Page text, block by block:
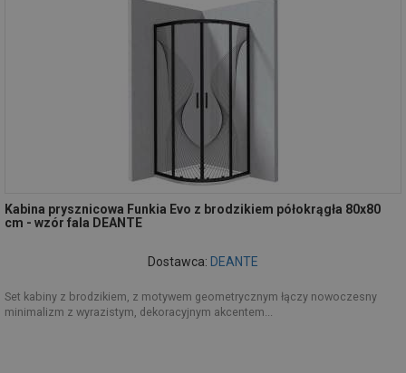
Kabina prysznicowa Funkia Evo z brodzikiem półokrągła 80x80
cm - wzór fala DEANTE
Dostawca: DEANTE
Set kabiny z brodzikiem, z motywem geometrycznym łączy nowoczesny
minimalizm z wyrazistym, dekoracyjnym akcentem...